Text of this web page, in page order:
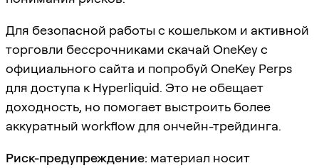
Для безопасной работы с кошельком и активной
торговли бессрочниками скачай OneKey с
официального сайта и попробуй OneKey Perps
для доступа к Hyperliquid. Это не обещает
доходность, но помогает выстроить более
аккуратный workflow для ончейн-трейдинга.
Риск-предупреждение: материал носит